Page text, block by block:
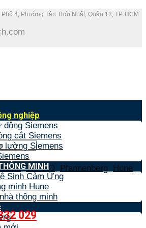
4, Phường Tân Thới Nhất, Quận 12, TP. HCM
,TPPRO, Pfannenberg, Hune,
029
nghiệp
động Siemens
cắt Siemens
lường Siemens
MINH
Sinh Cảm Ứng
minh Hune
thông minh